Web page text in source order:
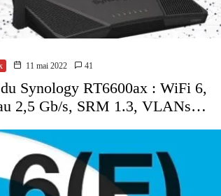
11 mai 2022 41
Synology RT6600ax : WiFi 6,
2,5 Gb/s, SRM 1.3, VLANs…